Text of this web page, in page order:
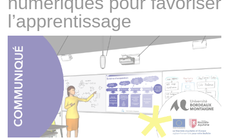
l’apprentissage